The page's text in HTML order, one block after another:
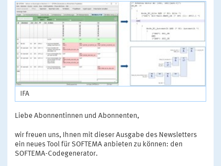
IFA
Liebe Abonnentinnen und Abonnenten,
wir freuen uns, Ihnen mit dieser Ausgabe des Newsletters
ein neues Tool für SOFTEMA anbieten zu können: den
SOFTEMA-Codegenerator.